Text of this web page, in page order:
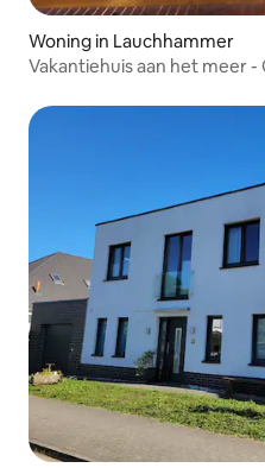
Woning in Lauchhammer
Vakantiehuis aan het meer